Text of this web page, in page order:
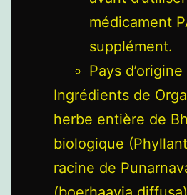
médicament
supplément.
Pays
Ingrédients de
herbe entière de
biologique
racine de